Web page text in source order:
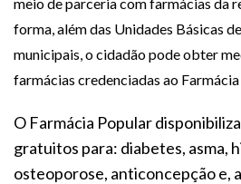
forma, além das Unidades Básicas
municipais, o cidadão pode obter
farmácias credenciadas ao
O Farmácia Popular
gratuitos para: diabetes, asma,
osteoporose, anticoncepção e,